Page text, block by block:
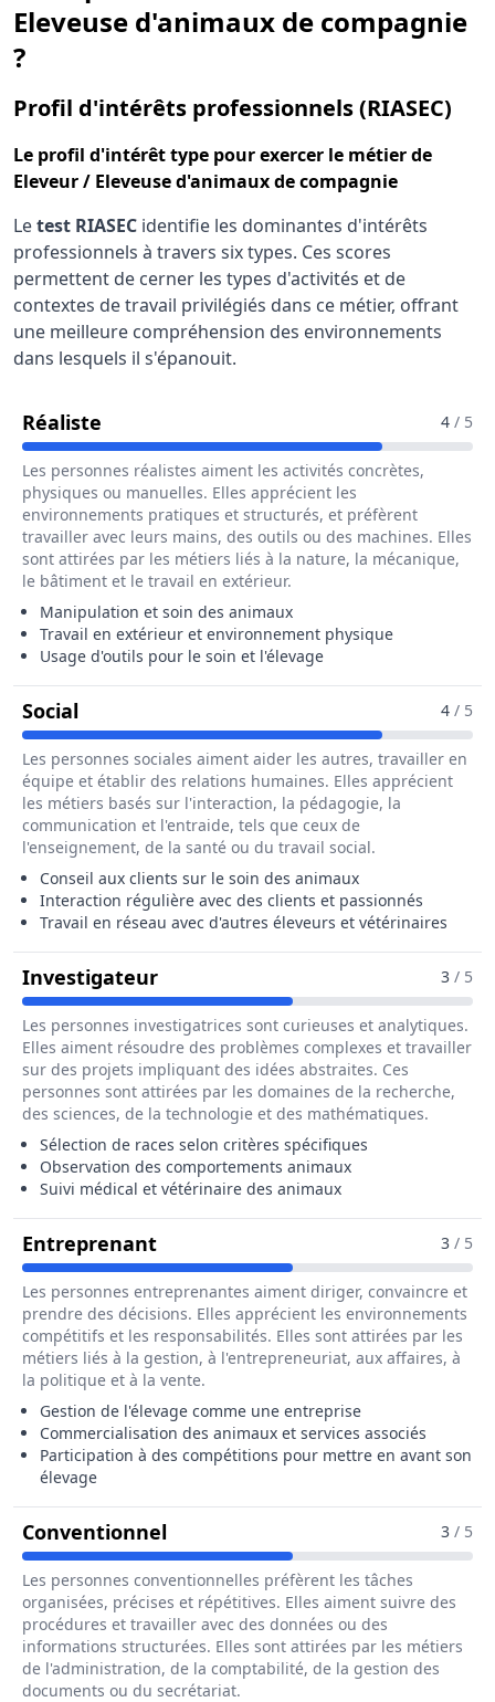
Eleveuse d'animaux de compagnie
?
Profil d'intérêts professionnels (RIASEC)
Le profil d'intérêt type pour exercer le métier de
Eleveur / Eleveuse d'animaux de compagnie
Letest RIASEC identifie les dominantes d'intérêts
professionnels à travers six types. Ces scores
permettent de cerner les types d'activités et de
contextes de travail privilégiés dans ce métier, offrant
une meilleure compréhension des environnements
dans lesquels il s'épanouit.
Réaliste Pour Le Métier De Eleveur / Eleveuse
4 / 5
Les personnes réalistes aiment les activités concrètes,
physiques ou manuelles. Elles apprécient les
environnements pratiques et structurés, et préfèrent
travailler avec leurs mains, des outils ou des machines. Elles
sont attirées par les métiers liés à la nature, la mécanique,
le bâtiment et le travail en extérieur.
Manipulation et soin des animaux
Travail en extérieur et environnement physique
Usage d'outils pour le soin et l'élevage
SocialPour Le Métier De Eleveur / Eleveuse4 / 5
Les personnes sociales aiment aider les autres, travailler en
équipe et établir des relations humaines. Elles apprécient
les métiers basés sur l'interaction, la pédagogie, la
communication et l'entraide, tels que ceux de
l'enseignement, de la santé ou du travail social.
Conseil aux clients sur le soin des animaux
Interaction régulière avec des clients et passionnés
Travail en réseau avec d'autres éleveurs et vétérinaires
InvestigateurPour Le Métier De Eleveur / 3 / 5
Les personnes investigatrices sont curieuses et analytiques.
Elles aiment résoudre des problèmes complexes et travailler
sur des projets impliquant des idées abstraites. Ces
personnes sont attirées par les domaines de la recherche,
des sciences, de la technologie et des mathématiques.
Sélection de races selon critères spécifiques
Observation des comportements animaux
Suivi médical et vétérinaire des animaux
EntreprenantPour Le Métier De Eleveur / 3 / 5
Les personnes entreprenantes aiment diriger, convaincre et
prendre des décisions. Elles apprécient les environnements
compétitifs et les responsabilités. Elles sont attirées par les
métiers liés à la gestion, à l'entrepreneuriat, aux affaires, à
la politique et à la vente.
Gestion de l'élevage comme une entreprise
Commercialisation des animaux et services associés
Participation à des compétitions pour mettre en avant son
élevage
ConventionnelPour Le Métier De Eleveur / 3 / 5
Les personnes conventionnelles préfèrent les tâches
organisées, précises et répétitives. Elles aiment suivre des
procédures et travailler avec des données ou des
informations structurées. Elles sont attirées par les métiers
de l'administration, de la comptabilité, de la gestion des
documents ou du secrétariat.